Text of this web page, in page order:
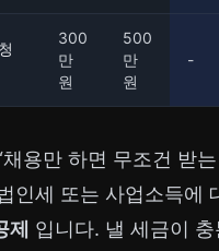
300
만
원
500
만
원
-
용만 하면 무조건 받
인세 또는 사업소득에
제 입니다. 낼 세금이